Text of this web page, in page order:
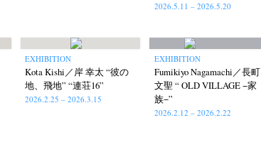
2026.5.11 – 2026.5.20
EXHIBITION
Kota Kishi／岸 幸太 “彼の
地、飛地” “連荘16”
2026.2.25 – 2026.3.15
EXHIBITION
Fumikiyo Nagamachi／長町
文聖 “ OLD VILLAGE −家
族−”
2026.2.12 – 2026.2.22